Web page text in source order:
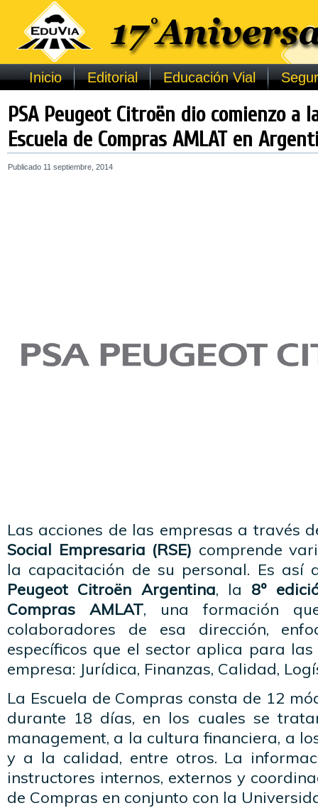
Inicio Editorial Educación Vial
PSA Peugeot Citroën dio comienzo a
Escuela de Compras AMLAT en
Publicado 11 septiembre, 2014
Las acciones de las empresas a través
Social Empresaria (RSE) comprende
la capacitación de su personal. Es así
Peugeot Citroën Argentina, la 8º
Compras AMLAT, una formación
colaboradores de esa dirección,
específicos que el sector aplica para
empresa: Jurídica, Finanzas, Calidad,
La Escuela de Compras consta de 12
durante 18 días, en los cuales se
management, a la cultura financiera, a
y a la calidad, entre otros. La
instructores internos, externos y
de Compras en conjunto con la